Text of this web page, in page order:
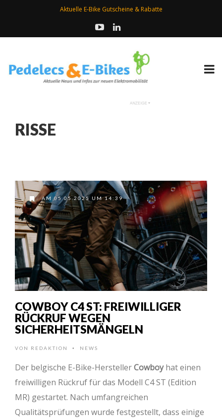
Aktuelle E-Bike Gutscheine & Rabatte
RISSE
AM 05.05.2025 UM 14:39
COWBOY C4 ST: FREIWILLIGER
RÜCKRUF WEGEN
SICHERHEITSMÄNGELN
VON REDAKTION • NEWS
Der belgische E-Bike-HerstellerCowboyhat einen
freiwilligen Rückruf für das Modell C4 ST (Edition
MR) gestartet. Nach umfangreichen
Qualitätsprüfungen wurde festgestellt, dass einige